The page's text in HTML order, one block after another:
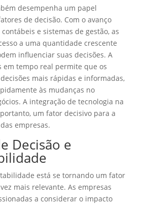
desempenha um papel
de decisão. Com o avanço
e sistemas de gestão, as
a uma quantidade crescente
influenciar suas decisões. A
em tempo real permite que os
mais rápidas e informadas,
às mudanças no
A integração de tecnologia na
um fator decisivo para a
empresas.
Decisão e
está se tornando um fator
mais relevante. As empresas
a considerar o impacto